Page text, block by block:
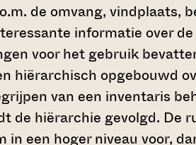
de omvang, vindplaats,
informatie over
voor het gebruik
hiërarchisch opgebouwd
van een inventaris
de hiërarchie gevolgd. De
een hoger niveau voor,